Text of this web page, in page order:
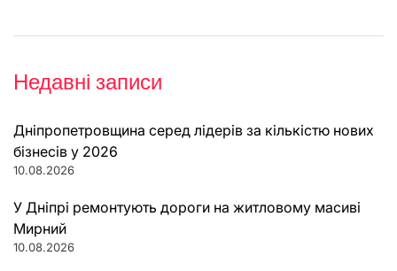
Недавні записи
Дніпропетровщина серед лідерів за кількістю нових
бізнесів у 2026
10.08.2026
У Дніпрі ремонтують дороги на житловому масиві
Мирний
10.08.2026